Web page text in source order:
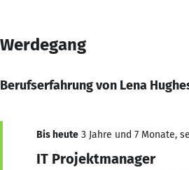
Werdegang
Berufserfahrung von Lena
Bis heute 3 Jahre und 7 Monate,
IT Projektmanager